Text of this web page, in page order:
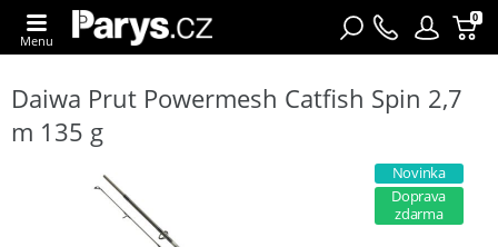
0
Menu
Daiwa Prut Powermesh Catfish Spin 2,7
m 135 g
Novinka
Doprava
zdarma